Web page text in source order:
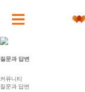
질문과 답변
커뮤니티
질문과 답변